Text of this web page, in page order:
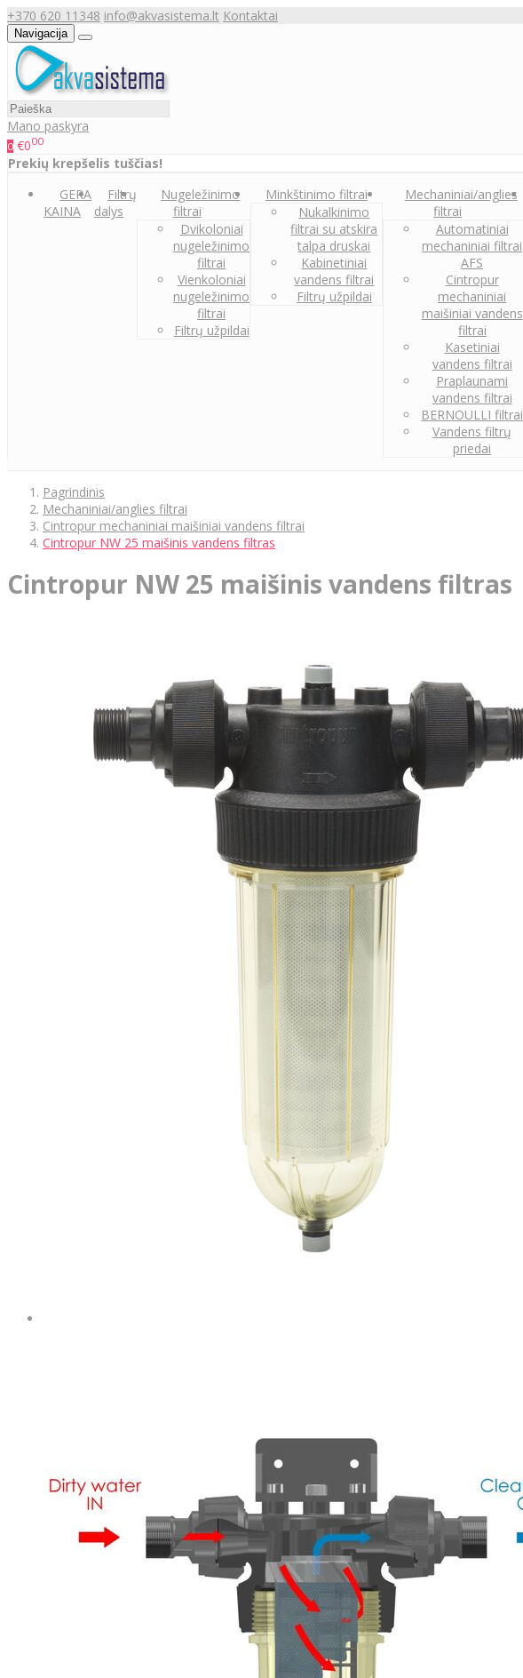
+370 620 11348 info@akvasistema.lt Kontaktai
Navigacija
Mano paskyra
0 €000
Prekių krepšelis tuščias!
GERA
KAINA
Filtrų
dalys
Nugeležinimo
filtrai
Dvikoloniai
nugeležinimo
filtrai
Vienkoloniai
nugeležinimo
filtrai
Filtrų užpildai
Minkštinimo filtrai
Nukalkinimo
filtrai su atskira
talpa druskai
Kabinetiniai
vandens filtrai
Filtrų užpildai
Mechaniniai/anglies
filtrai
Automatiniai
mechaniniai filtrai
AFS
Cintropur
mechaniniai
maišiniai vandens
filtrai
Kasetiniai
vandens filtrai
Praplaunami
vandens filtrai
BERNOULLI filtrai
Vandens filtrų
priedai
Pagrindinis
Mechaniniai/anglies filtrai
Cintropur mechaniniai maišiniai vandens filtrai
Cintropur NW 25 maišinis vandens filtras
Cintropur NW 25 maišinis vandens filtras